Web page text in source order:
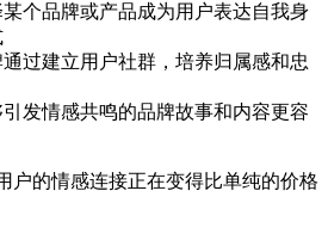
某个品牌或产品成为用户表达自我身
通过建立用户社群，培养归属感和忠
引发情感共鸣的品牌故事和内容更容
户的情感连接正在变得比单纯的价格